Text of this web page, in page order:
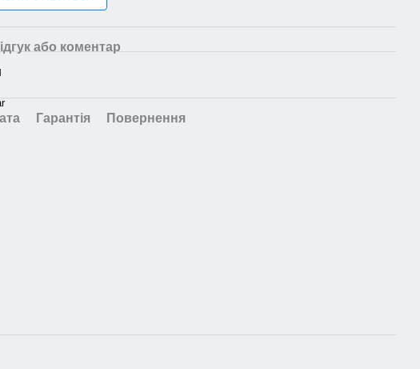
або коментар
Гарантія Повернення